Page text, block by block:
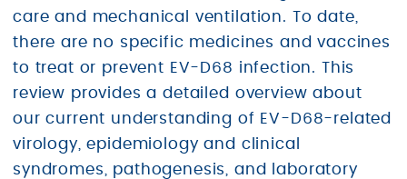
care and mechanical ventilation. To date,
there are no specific medicines and vaccines
to treat or prevent EV-D68 infection. This
review provides a detailed overview about
our current understanding of EV-D68-related
virology, epidemiology and clinical
syndromes, pathogenesis, and laboratory